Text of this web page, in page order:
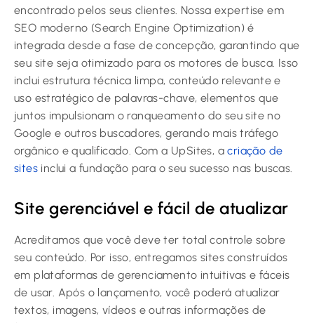
encontrado pelos seus clientes. Nossa expertise em
SEO moderno (Search Engine Optimization) é
integrada desde a fase de concepção, garantindo que
seu site seja otimizado para os motores de busca. Isso
inclui estrutura técnica limpa, conteúdo relevante e
uso estratégico de palavras-chave, elementos que
juntos impulsionam o ranqueamento do seu site no
Google e outros buscadores, gerando mais tráfego
orgânico e qualificado. Com a UpSites, acriação de
sites inclui a fundação para o seu sucesso nas buscas.
Site gerenciável e fácil de atualizar
Acreditamos que você deve ter total controle sobre
seu conteúdo. Por isso, entregamos sites construídos
em plataformas de gerenciamento intuitivas e fáceis
de usar. Após o lançamento, você poderá atualizar
textos, imagens, vídeos e outras informações de